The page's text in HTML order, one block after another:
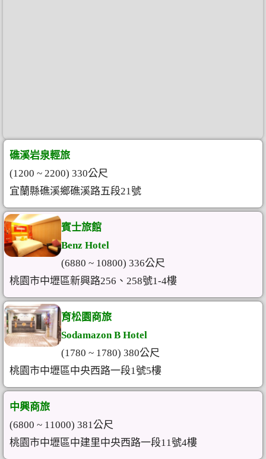
礁溪岩泉輕旅
(1200 ~ 2200) 330公尺
宜蘭縣礁溪鄉礁溪路五段21號
賓士旅館
Benz Hotel
(6880 ~ 10800) 336公尺
桃園市中壢區新興路256、258號1-4樓
育松園商旅
Sodamazon B Hotel
(1780 ~ 1780) 380公尺
桃園市中壢區中央西路一段1號5樓
中興商旅
(6800 ~ 11000) 381公尺
桃園市中壢區中建里中央西路一段11號4樓